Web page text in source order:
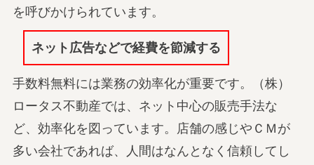
を呼びかけられています。
ネット広告などで経費を節減する
手数料無料には業務の効率化が重要です。（株）
ロータス不動産では、ネット中心の販売手法な
ど、効率化を図っています。店舗の感じやＣＭが
多い会社であれば、人間はなんとなく信頼してし